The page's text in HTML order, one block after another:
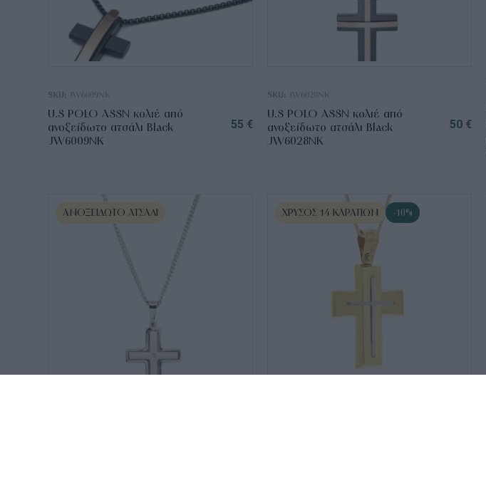
SKU: JW6009NK
U.S POLO ASSN κολιέ από
ανοξείδωτο ατσάλι Black
JW6009NK
55 €
SKU: JW6028NK
U.S POLO ASSN κολιέ από
ανοξείδωτο ατσάλι Black
JW6028NK
50 €
ΑΝΟΞΕΊΔΩΤΟ ΑΤΣΆΛΙ ΧΡΥΣΌΣ 14 ΚΑΡΑΤΊΩΝ -10%